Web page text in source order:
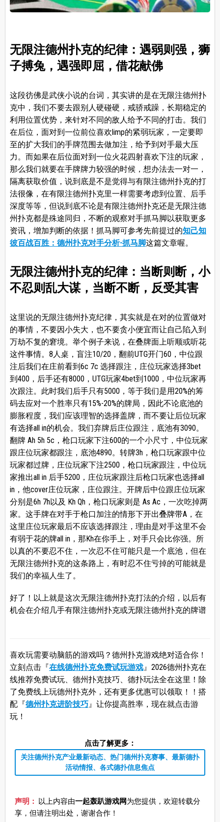
无限注德州扑克的纪律：遇弱则强，狮
子搏兔，遇强即屈，借花献佛
这段彷佛是武侠小说的台词，其实讲的是在无限注德州扑
克中，我们不要去跟别人硬碰硬，戒骄戒躁，长期稳定的
利用位置优势，来针对不同的敌人给予不同的打击。我们
在后位，面对到一位前位喜欢limp的紧弱玩家，一定要即
至的扩大我们的手牌范围去做加注，给予到对手最大压
力。而如果在后位面对到一位火花四射喜欢下注的玩家，
那么我们就要在手牌牌力较强的时候，想办法去一对一，
隔离获取价值，说到底是不是觉得与有限注德州扑克的打
法很像，在有限注德州扑克里一样需要考虑到位置、后手
深度等等，但说到底不论是有限注德州扑克还是无限注德
州扑克都是殊途同归，不断的观察对手抓马脚以获取更多
资讯，增加判断的依据！抓马脚可参考先前提过的知己知
彼百战百胜：德州扑克对手分析-抓马脚这篇文章喔。
无限注德州扑克的纪律：当断则断，小
不忍则乱大谋，当断不断，反受其害
这里说的无限注德州扑克纪律，其实就是在对的位置做对
的事情，不要因小失大，也不要贪小便宜而让自己陷入到
万劫不复的窘境。举个例子来说，在叠牌面上听顺或听花
这件事情。8人桌，盲注10/20，翻前UTG开门60，中位跟
注后我们在庄前看到6c 7c 选择跟注，庄位玩家选择3bet
到400，后手还有8000，UTG玩家4bet到1000，中位玩家再
次跟注。此时我们后手只有5000，等于我们是用20%的筹
码去应对一个胜率只有15%-20%的牌局，因此不论底池的
膨胀程度，我们应该理智的选择盖牌，而不要让后位玩家
有选择all in的机会。我们弃牌后庄位跟注，底池有3090。
翻牌 Ah 5h 5c，枪口玩家下注600的一个小尺寸，中位玩家
跟庄位玩家都跟注，底池4890。转牌3h，枪口玩家跟中位
玩家都过牌，庄位玩家下注2500，枪口玩家跟注，中位玩
家推出all in 后手5200，庄位玩家跟注后枪口玩家也选择all
in，他cover庄位玩家，庄位跟注。开牌后中位跟庄位玩家
分别是6h 7h以及 Kh Qh，枪口玩家则是 As Ac，一次吃掉两
家。这手牌在对手于枪口加注的情形下开出叠牌带A，在
这里庄位玩家最后不应该选择跟注，理由是对手这里不会
有弱于花的牌all in，那Kh在你手上，对手只会比你强。所
以真的不要忍不住，一次忍不住可能只是一个底池，但在
无限注德州扑克的这条路上，有时忍不住亏掉的可能就是
我们的幸福人生了。
好了！以上就是这次无限注德州扑克打法的介绍，以后有
机会在介绍几手有限注德州扑克或无限注德州扑克的牌谱
喜欢玩需要动脑筋的游戏吗？德州扑克游戏绝对适合你！
立刻点击『在线德州扑克免费试玩游戏』2026德州扑克在
线推荐免费试玩、德州扑克技巧、德扑玩法全在这里！除
了免费线上玩德州扑克外，还有更多优惠可以领取！！搭
配『德州扑克进阶技巧』让你提高胜率，现在就点击游
玩！
点击了解更多：
关注德州扑克产业最新动态、热门德州扑克赛事、最新德扑
活动情报、各式德扑信息焦点
声明： 以上内容由一起轰趴游戏网为您提供，欢迎转载分
享，但请注明出处，谢谢合作！